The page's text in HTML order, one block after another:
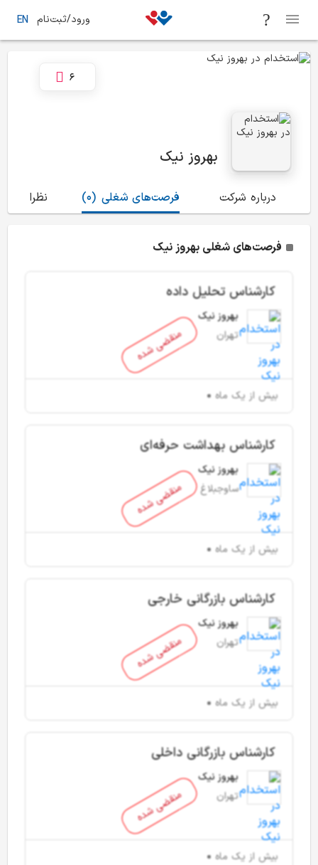
ورود/ثبت‌نام EN
بهروز نیک
6
درباره شرکت (0) فرصت‌های شغلی نظرات
فرصت‌های شغلی بهروز نیک
منقضی شده
کارشناس تحلیل داده
بهروز نیک
تهران
بیش از یک ماه
منقضی شده
کارشناس بهداشت حرفه‌ای
بهروز نیک
ساوجبلاغ
بیش از یک ماه
منقضی شده
کارشناس بازرگانی خارجی
بهروز نیک
تهران
بیش از یک ماه
منقضی شده
کارشناس بازرگانی داخلی
بهروز نیک
تهران
بیش از یک ماه